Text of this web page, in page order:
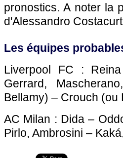
pronostics. A noter la
d'Alessandro
Les équipes
Liverpool FC :
Gerrard,
Bellamy) – Crouch (ou
AC Milan : Dida –
Pirlo, Ambrosini –